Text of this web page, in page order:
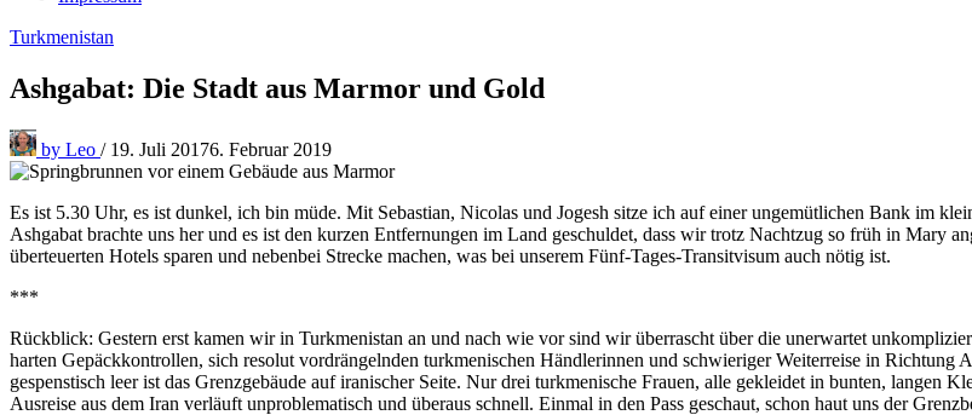
Turkmenistan
Ashgabat: Die Stadt aus Marmor und Gold
by Leo / 19. Juli 20176. Februar 2019
Es ist 5.30 Uhr, es ist dunkel, ich bin müde. Mit Sebastian, Nicolas und Jogesh sitze ich auf einer ungemütlichen Bank im
Ashgabat brachte uns her und es ist den kurzen Entfernungen im Land geschuldet, dass wir trotz Nachtzug so früh in Mary
überteuerten Hotels sparen und nebenbei Strecke machen, was bei unserem Fünf-Tages-Transitvisum auch nötig ist.
***
Rückblick: Gestern erst kamen wir in Turkmenistan an und nach wie vor sind wir überrascht über die unerwartet
harten Gepäckkontrollen, sich resolut vordrängelnden turkmenischen Händlerinnen und schwieriger Weiterreise in Richtung
gespenstisch leer ist das Grenzgebäude auf iranischer Seite. Nur drei turkmenische Frauen, alle gekleidet in bunten, langen
Ausreise aus dem Iran verläuft unproblematisch und überaus schnell. Einmal in den Pass geschaut, schon haut uns der